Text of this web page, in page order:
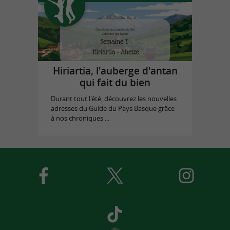
Hiriartia, l'auberge d'antan
qui fait du bien
Durant tout l'été, découvrez les nouvelles
adresses du Guide du Pays Basque grâce
à nos chroniques ...